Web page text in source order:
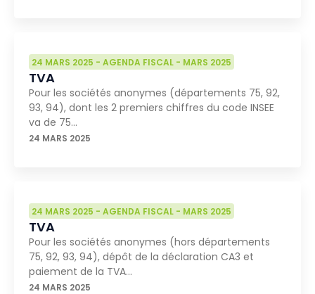
24 MARS 2025 - AGENDA FISCAL - MARS 2025
TVA
Pour les sociétés anonymes (départements 75, 92,
93, 94), dont les 2 premiers chiffres du code INSEE
va de 75…
24 MARS 2025
24 MARS 2025 - AGENDA FISCAL - MARS 2025
TVA
Pour les sociétés anonymes (hors départements
75, 92, 93, 94), dépôt de la déclaration CA3 et
paiement de la TVA…
24 MARS 2025